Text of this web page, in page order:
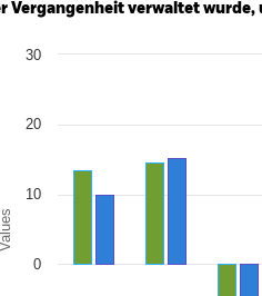
Vergangenheit verwaltet
chart with 2 data series.
Values
0
10
20
30